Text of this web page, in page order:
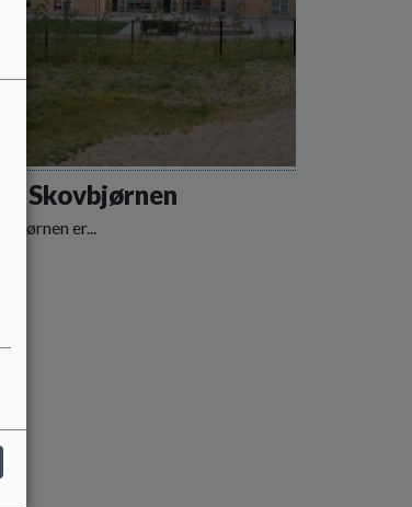
Skovbjørnen
er...